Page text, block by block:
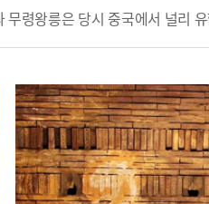
령왕릉은 당시 중국에서 널리